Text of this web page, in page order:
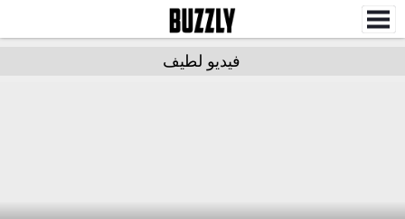
فيديو لطيف